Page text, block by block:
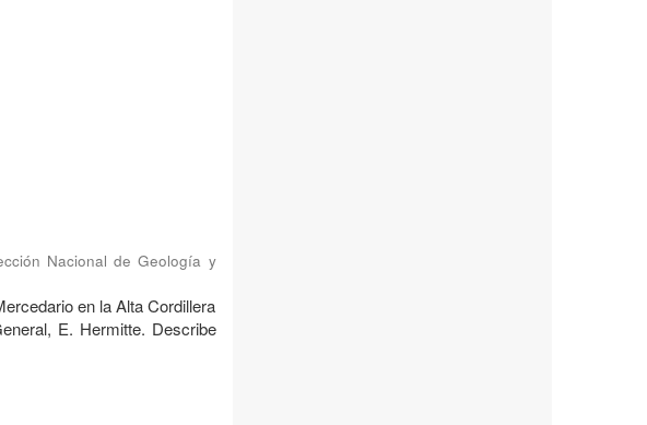
Nacional de Geología y
en la Alta Cordillera
E. Hermitte. Describe